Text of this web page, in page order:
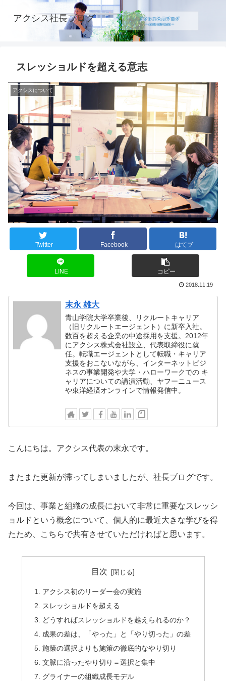
アクシス社長ブログ
スレッショルドを超える意志
アクシスについて
Twitter Facebook はてブ
LINE コピー
2018.11.19
末永 雄大
青山学院大学卒業後、リクルートキャリア
（旧リクルートエージェント）に新卒入社。
数百を超える企業の中途採用を支援。2012年
にアクシス株式会社設立、代表取締役に就
任。転職エージェントとして転職・キャリア
支援をおこないながら、インターネットビジ
ネスの事業開発や大学・ハローワークでの キ
ャリアについての講演活動、ヤフーニュース
や東洋経済オンラインで情報発信中。
こんにちは。アクシス代表の末永です。
またまた更新が滞ってしまいましたが、社長ブログです。
今回は、事業と組織の成長において非常に重要なスレッシ
ョルドという概念について、個人的に最近大きな学びを得
たため、こちらで共有させていただければと思います。
目次
アクシス初のリーダー会の実施
スレッショルドを超える
どうすればスレッショルドを越えられるのか？
成果の差は、「やった」と「やり切った」の差
施策の選択よりも施策の徹底的なやり切り
文脈に沿ったやり切り＝選択と集中
グライナーの組織成長モデル